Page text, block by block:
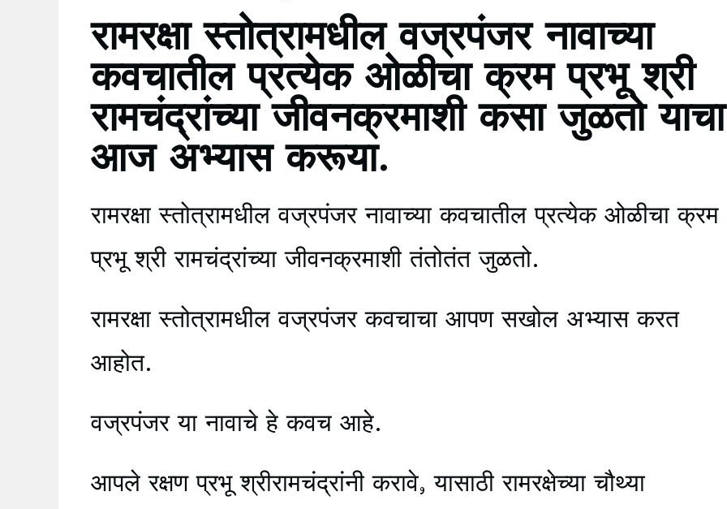
रामरक्षा स्तोत्रामधील वज्रपंजर नावाच्या
कवचातील प्रत्येक ओळीचा क्रम प्रभू श्री
रामचंद्रांच्या जीवनक्रमाशी कसा जुळतो याचा
आज अभ्यास करूया.
रामरक्षा स्तोत्रामधील वज्रपंजर नावाच्या कवचातील प्रत्येक ओळीचा क्रम
प्रभू श्री रामचंद्रांच्या जीवनक्रमाशी तंतोतंत जुळतो.
रामरक्षा स्तोत्रामधील वज्रपंजर कवचाचा आपण सखोल अभ्यास करत
आहोत.
वज्रपंजर या नावाचे हे कवच आहे.
आपले रक्षण प्रभू श्रीरामचंद्रांनी करावे, यासाठी रामरक्षेच्या चौथ्या